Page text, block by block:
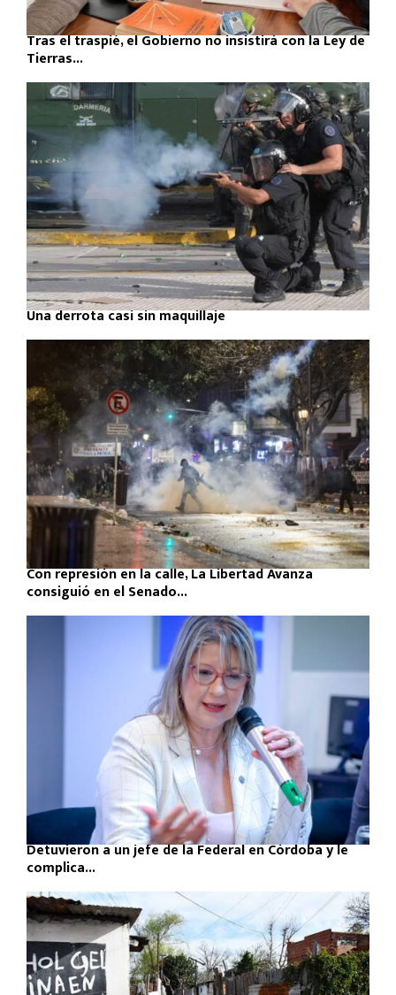
Tras el traspié, el Gobierno no insistirá con la Ley de
Tierras...
Una derrota casi sin maquillaje
Con represión en la calle, La Libertad Avanza
consiguió en el Senado...
Detuvieron a un jefe de la Federal en Córdoba y le
complica...